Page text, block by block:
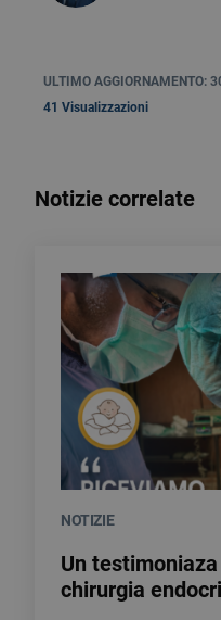
ULTIMO AGGIORNAMENTO:
41 Visualizzazioni
Notizie correlate
NOTIZIE
Un
chirurgia